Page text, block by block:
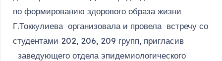
по формированию здорового образа жизни
Г.Токкулиева организовала и провела встречу со
студентами 202, 206, 209 групп, пригласив
заведующего отдела эпидемиологического